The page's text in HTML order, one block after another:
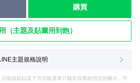
購買
（主題及貼圖用到飽）
主題規格說明
能按鈕以及下方功能選單只能呈現系統預設的圖示，可